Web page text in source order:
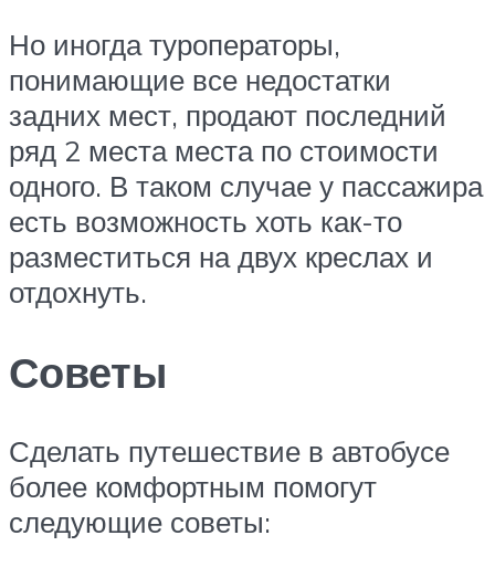
Но иногда туроператоры,
понимающие все недостатки
задних мест, продают последний
ряд 2 места места по стоимости
одного. В таком случае у пассажира
есть возможность хоть как-то
разместиться на двух креслах и
отдохнуть.
Советы
Сделать путешествие в автобусе
более комфортным помогут
следующие советы: